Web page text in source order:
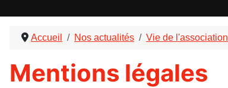
Accueil Nos actualités Vie de l'association
Mentions légales